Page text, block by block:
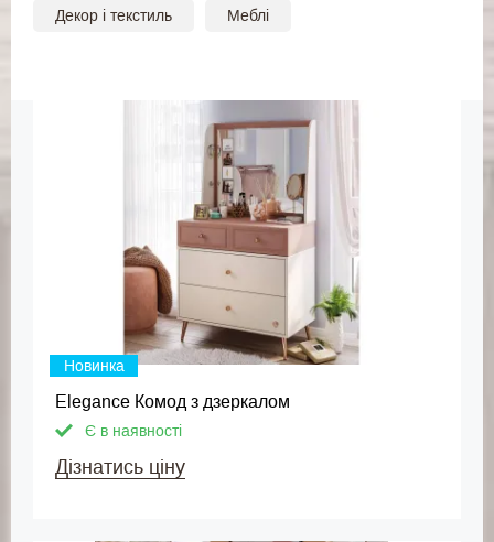
Декор і текстиль Меблі
Новинка
Elegance Комод з дзеркалом
Є в наявності
Дізнатись ціну